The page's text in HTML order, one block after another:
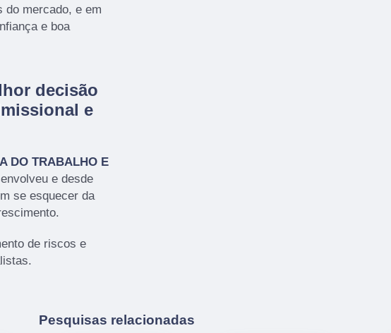
do mercado, e em
e boa
decisão
e
DO TRABALHO E
e desde
se esquecer da
de riscos e
Pesquisas relacionadas